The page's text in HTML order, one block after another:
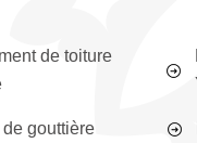
de toiture
gouttière